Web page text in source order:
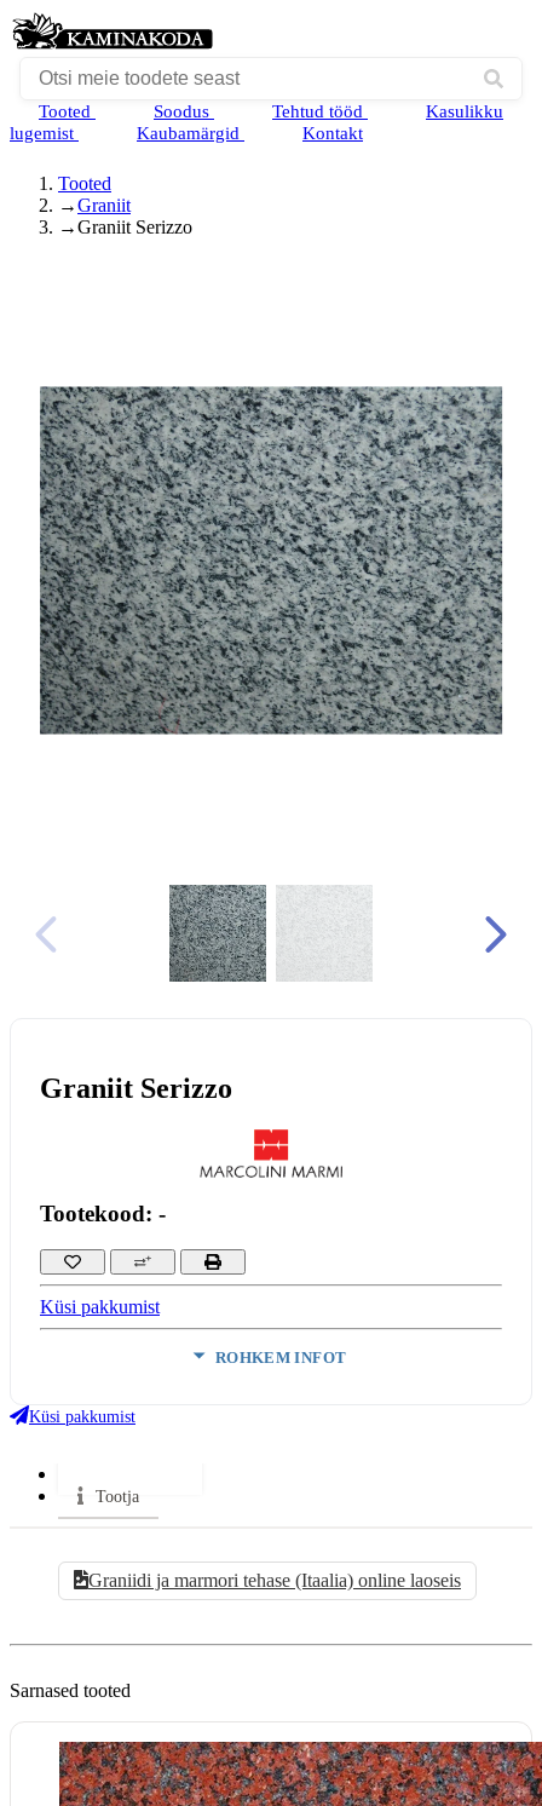
Tooted Soodus Tehtud tööd
Kasulikku
lugemist
Kaubamärgid Kontakt
Tooted
→Graniit
→Graniit Serizzo
Graniit Serizzo
Tootekood: -
Küsi pakkumist
ROHKEM INFOT
Materjal:
Küsi pakkumist
Tootja
Graniidi ja marmori tehase (Itaalia) online laoseis
Sarnased tooted